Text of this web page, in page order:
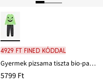
4929 Ft FINED kóddal
Gyermek pizsama tiszta bio-pamutból (2-részes szett)
5799 Ft